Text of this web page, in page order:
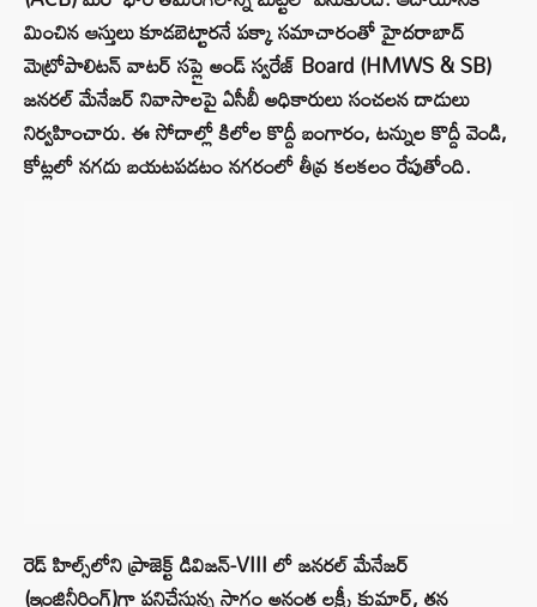
మించిన ఆస్తులు కూడబెట్టారనే పక్కా సమాచారంతో హైదరాబాద్
మెట్రోపాలిటన్ వాటర్ సప్లై అండ్ స్వరేజ్ Board (HMWS & SB)
జనరల్ మేనేజర్ నివాసాలపై ఏసీబీ అధికారులు సంచలన దాడులు
నిర్వహించారు. ఈ సోదాల్లో కిలోల కొద్దీ బంగారం, టన్నుల కొద్దీ వెండి,
కోట్లలో నగదు బయటపడటం నగరంలో తీవ్ర కలకలం రేపుతోంది.
రెడ్ హిల్స్‌లోని ప్రాజెక్ట్ డివిజన్-VIII లో జనరల్ మేనేజర్
(ఇంజినీరింగ్)గా పనిచేస్తున్న సాగ్గం అనంత లక్ష్మీ కుమార్, తన